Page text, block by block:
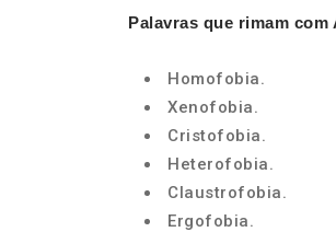
Palavras que rimam com
Homofobia.
Xenofobia.
Cristofobia.
Heterofobia.
Claustrofobia.
Ergofobia.